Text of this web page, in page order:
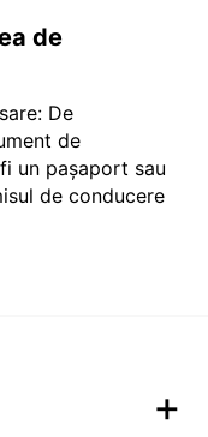
de
De
de
un pașaport sau
de conducere